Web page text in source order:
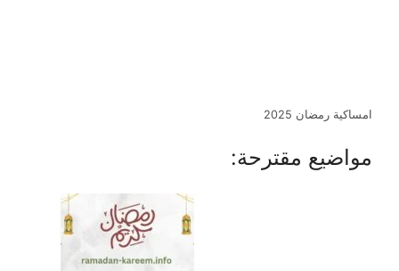
امساكية رمضان 2025
مواضيع مقترحة: